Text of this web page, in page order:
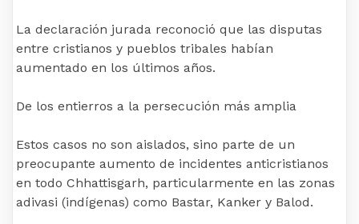
La declaración jurada reconoció que las disputas
entre cristianos y pueblos tribales habían
aumentado en los últimos años.
De los entierros a la persecución más amplia
Estos casos no son aislados, sino parte de un
preocupante aumento de incidentes anticristianos
en todo Chhattisgarh, particularmente en las zonas
adivasi (indígenas) como Bastar, Kanker y Balod.